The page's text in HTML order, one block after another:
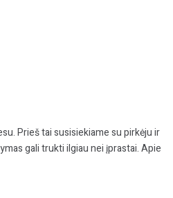
Prieš tai susisiekiame su pirkėju ir
gali trukti ilgiau nei įprastai. Apie